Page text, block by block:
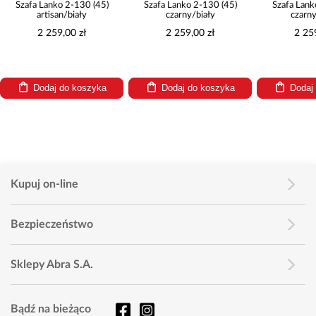
Szafa Lanko 2-130 (45)
artisan/biały
2 259,00 zł
Dodaj do koszyka
Szafa Lanko 2-130 (45)
czarny/biały
2 259,00 zł
Dodaj do koszyka
Szafa
2
Kupuj on-line
Bezpieczeństwo
Sklepy Abra S.A.
Bądź na bieżąco